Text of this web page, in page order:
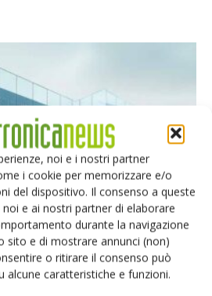
noi e i nostri partner
i cookie per memorizzare e/o
del dispositivo. Il consenso a queste
e ai nostri partner di elaborare
durante la navigazione
sito e di mostrare annunci (non)
o ritirare il consenso può
alcune caratteristiche e funzioni.
– TSMC record, Intel Foundry al...